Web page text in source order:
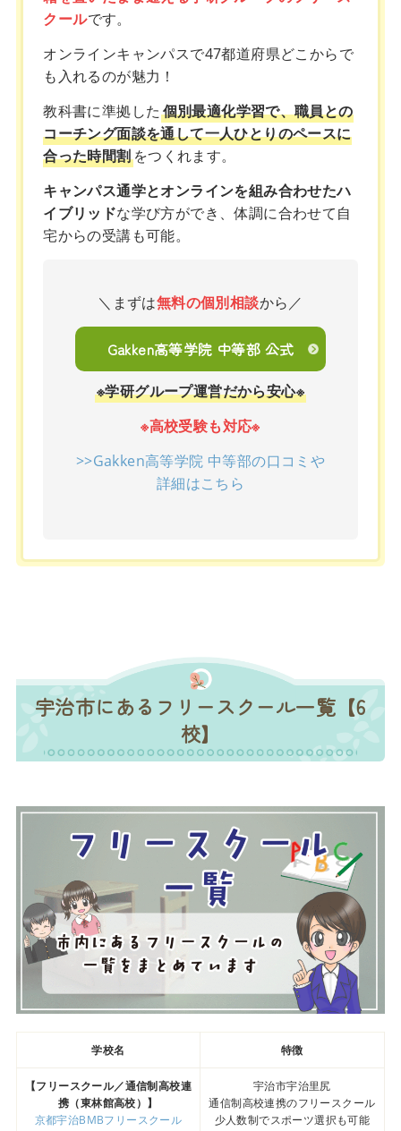
クールです。
オンラインキャンパスで47都道府県どこからで
も入れるのが魅力！
教科書に準拠した 個別最適化学習で、職員との
コーチング面談を通して一人ひとりのペースに
合った時間割をつくれます。
キャンパス通学とオンラインを組み合わせたハ
イブリッドな学び方ができ、体調に合わせて自
宅からの受講も可能。
＼まずは無料の個別相談から／
Gakken高等学院 中等部 公式
※学研グループ運営だから安心※
※高校受験も対応※
>>Gakken高等学院 中等部の口コミや
詳細はこちら
宇治市にあるフリースクール一覧【6
校】
学校名 特徴
【フリースクール／通信制高校連
携（東林館高校）】
京都宇治BMBフリースクール
宇治市宇治里尻
通信制高校連携のフリースクール
少人数制でスポーツ選択も可能